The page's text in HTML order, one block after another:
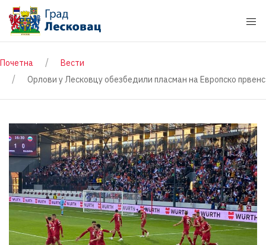
Почетна
Вести
Орлови у Лесковцу обезбедили пласман на Европско